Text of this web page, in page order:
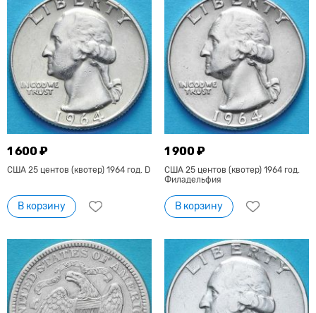
1 600 ₽
США 25 центов (квотер) 1964 год. D
В корзину
1 900 ₽
США 25 центов (квотер) 1964 год.
Филадельфия
В корзину